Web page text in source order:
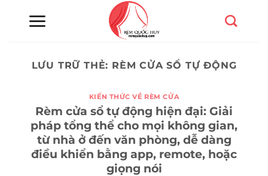
LƯU TRỮ THẺ: RÈM CỬA SỔ TỰ ĐỘNG
KIẾN THỨC VỀ RÈM CỬA
Rèm cửa sổ tự động hiện đại: Giải
pháp tổng thể cho mọi không gian,
từ nhà ở đến văn phòng, dễ dàng
điều khiển bằng app, remote, hoặc
giọng nói